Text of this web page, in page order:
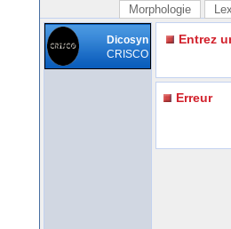
Morphologie
Dicosyn
CRISCO
Entrez
Erreur